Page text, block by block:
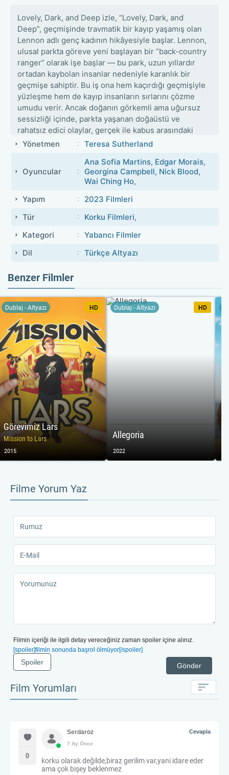
Lovely, Dark, and Deep izle, “Lovely, Dark, and
Deep”, geçmişinde travmatik bir kayıp yaşamış olan
Lennon adlı genç kadının hikâyesiyle başlar. Lennon,
ulusal parkta göreve yeni başlayan bir “back-country
ranger” olarak işe başlar — bu park, uzun yıllardır
ortadan kaybolan insanlar nedeniyle karanlık bir
geçmişe sahiptir. Bu iş ona hem kaçırdığı geçmişiyle
yüzleşme hem de kayıp insanların sırlarını çözme
umudu verir. Ancak doğanın görkemli ama uğursuz
sessizliği içinde, parkta yaşanan doğaüstü ve
rahatsız edici olaylar, gerçek ile kabus arasındaki
çizgiyi bulanıklaştırır. Lennon, ormanda yalnız başına
fenomenler onu gittikçe içsel bir korkunun içine
çeker. Film, doğanın yalnızlığını ve insan zihninin
hassasiyetini kullanarak izleyicide giderek artan bir
tedirginlik duygusu yaratır.
Yönetmen Teresa Sutherland
Oyuncular
Ana Sofia Martins, Edgar Morais,
Georgina Campbell, Nick Blood,
Wai Ching Ho,
Yapım
2023 Filmleri
Tür
Korku Filmleri,
Kategori
Yabancı Filmler
Dil
Türkçe Altyazı
Benzer Filmler
Görevimiz Lars
Mission to Lars
Dublaj - Altyazı HD
2015
Allegoria
Dublaj - Altyazı HD
2022
Filme Yorum Yaz
Filmin içeriği ile ilgili detay vereceğiniz zaman spoiler içine alınız.
[spoiler]filmin sonunda başrol ölmüyor[/spoiler]
Gönder
Spoiler
Film Yorumları
0
Serdaröz
7 Ay Önce
Cevapla
korku olarak değilde,biraz gerilim var,yani idare eder
ama çok bişey beklenmez